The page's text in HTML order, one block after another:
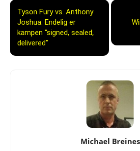
Tyson Fury vs. Anthony
Joshua: Endelig er
kampen “signed, sealed,
delivered”
Michael Breines